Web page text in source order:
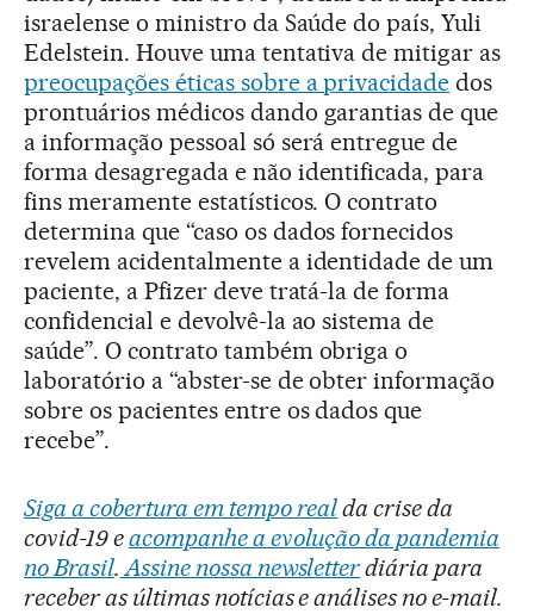
israelense o ministro da Saúde do país, Yuli
Edelstein. Houve uma tentativa de mitigar as
preocupações éticas sobre a privacidade dos
prontuários médicos dando garantias de que
a informação pessoal só será entregue de
forma desagregada e não identificada, para
fins meramente estatísticos. O contrato
determina que “caso os dados fornecidos
revelem acidentalmente a identidade de um
paciente, a Pfizer deve tratá-la de forma
confidencial e devolvê-la ao sistema de
saúde”. O contrato também obriga o
laboratório a “abster-se de obter informação
sobre os pacientes entre os dados que
recebe”.
Siga a cobertura em tempo realda crise da
covid-19 eacompanhe a evolução da pandemia
no Brasil. Assine nossa newsletterdiária para
receber as últimas notícias e análises no e-mail.